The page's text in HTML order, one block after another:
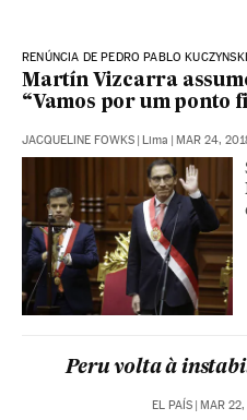
RENÚNCIA DE PEDRO PABLO KUCZYNSKI
Martín Vizcarra
“Vamos por um ponto
JACQUELINE FOWKS | Lima | MAR 24,
Peru volta à
EL PAÍS | MAR